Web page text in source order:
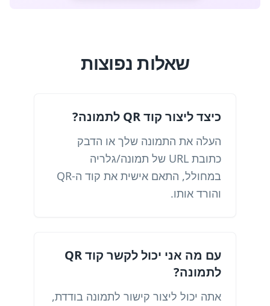
שאלות נפוצות
כיצד ליצור קוד QR לתמונה?
העלה את התמונה שלך או הדבק
כתובת URL של תמונה/גלריה
במחולל, התאם אישית את קוד ה-QR
והורד אותו.
עם מה אני יכול לקשר קוד QR
לתמונה?
אתה יכול ליצור קישור לתמונה בודדת,